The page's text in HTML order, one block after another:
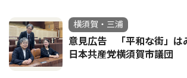
横須賀・三浦
意見広告 「平和な街」は
日本共産党横須賀市議団